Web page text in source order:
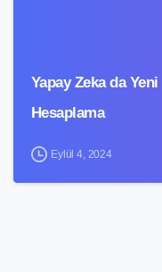
Yapay Zeka da
Hesaplama
Eylül 4, 2024